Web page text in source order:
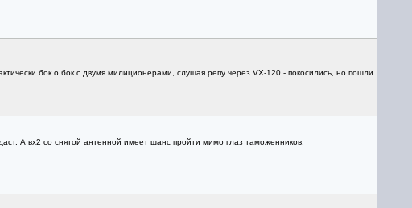
бок о бок с двумя милиционерами, слушая репу через VX-120 - покосились, но пошли
А вх2 со снятой антенной имеет шанс пройти мимо глаз таможенников.